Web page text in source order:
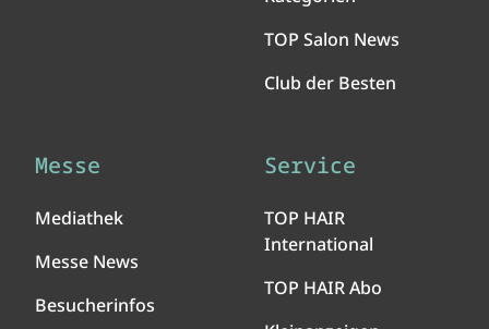
TOP Salon News
Club der Besten
Messe
Mediathek
Messe News
Besucherinfos
Service
TOP HAIR
International
TOP HAIR Abo